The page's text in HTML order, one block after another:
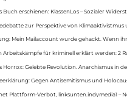
Buch erschienen: KlassenLos – Sozialer
zur Perspektive von Klimaaktivistmus
Mein Mailaccount wurde gehackt. Wenn
Arbeitskämpfe für kriminell erklärt werden: 2
Horrox: Gelebte Revolution. Anarchismus in
Gegen Antisemitismus und
Plattform-Verbot, linksunten.indymedia1 –